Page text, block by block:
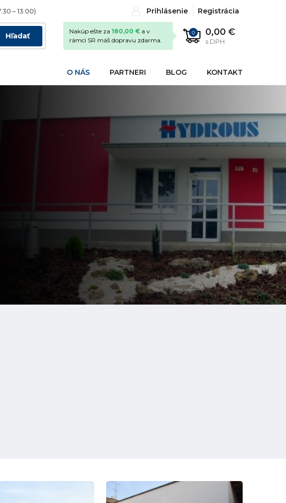
– 13:00) Prihlásenie Registrácia
Hľadať 0 0,00 €
s DPH
Nakúp ešte za 180,00 € a v
rámci SR máš dopravu zdarma.
O NÁS PARTNERI BLOG KONTAKT